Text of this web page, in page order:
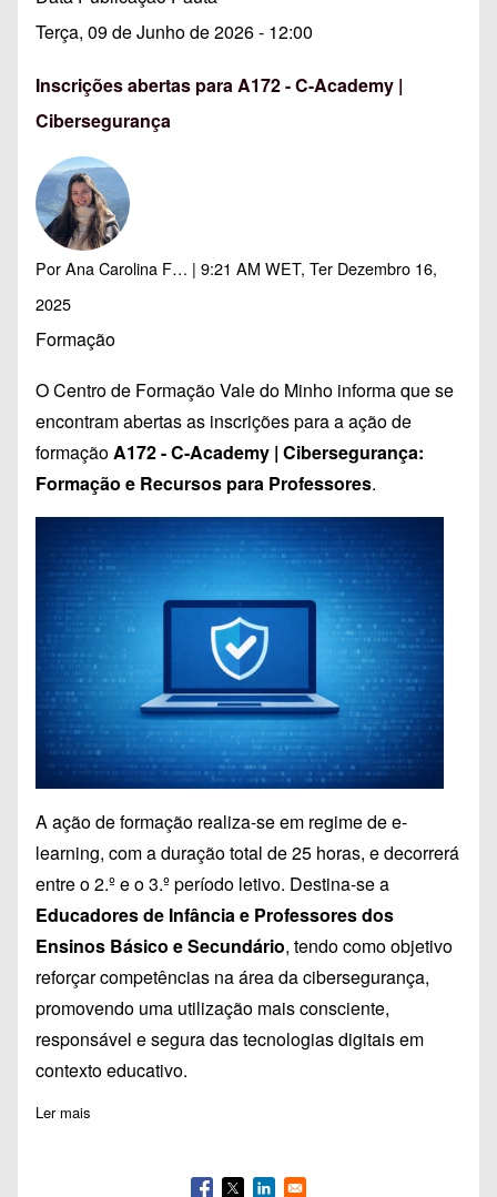
Terça, 09 de Junho de 2026 - 12:00
Inscrições abertas para A172 - C-Academy |
Cibersegurança
PorAna Carolina F… | 9:21 AM WET, Ter Dezembro 16,
2025
Formação
O Centro de Formação Vale do Minho informa que se
encontram abertas as inscrições para a ação de
formaçãoA172 - C-Academy | Cibersegurança:
Formação e Recursos para Professores.
A ação de formação realiza-se em regime de e-
learning, com a duração total de 25 horas, e decorrerá
entre o 2.º e o 3.º período letivo. Destina-se a
Educadores de Infância e Professores dos
Ensinos Básico e Secundário, tendo como objetivo
reforçar competências na área da cibersegurança,
promovendo uma utilização mais consciente,
responsável e segura das tecnologias digitais em
contexto educativo.
Ler mais